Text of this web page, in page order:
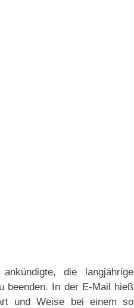
die langjährige
beenden. In der E-Mail hieß
und Weise bei einem so